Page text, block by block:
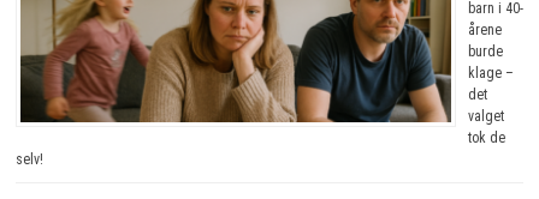
barn i 40-
årene
burde
klage –
det
valget
tok de
selv!